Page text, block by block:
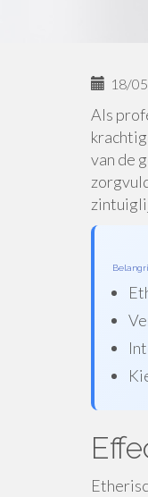
18/
Als
van de